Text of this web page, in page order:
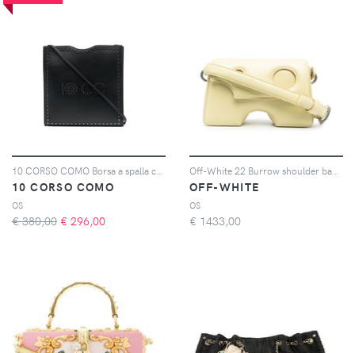
10 CORSO COMO
OS
€ 380,00 € 296,00
OFF-WHITE
OS
€ 1433,00